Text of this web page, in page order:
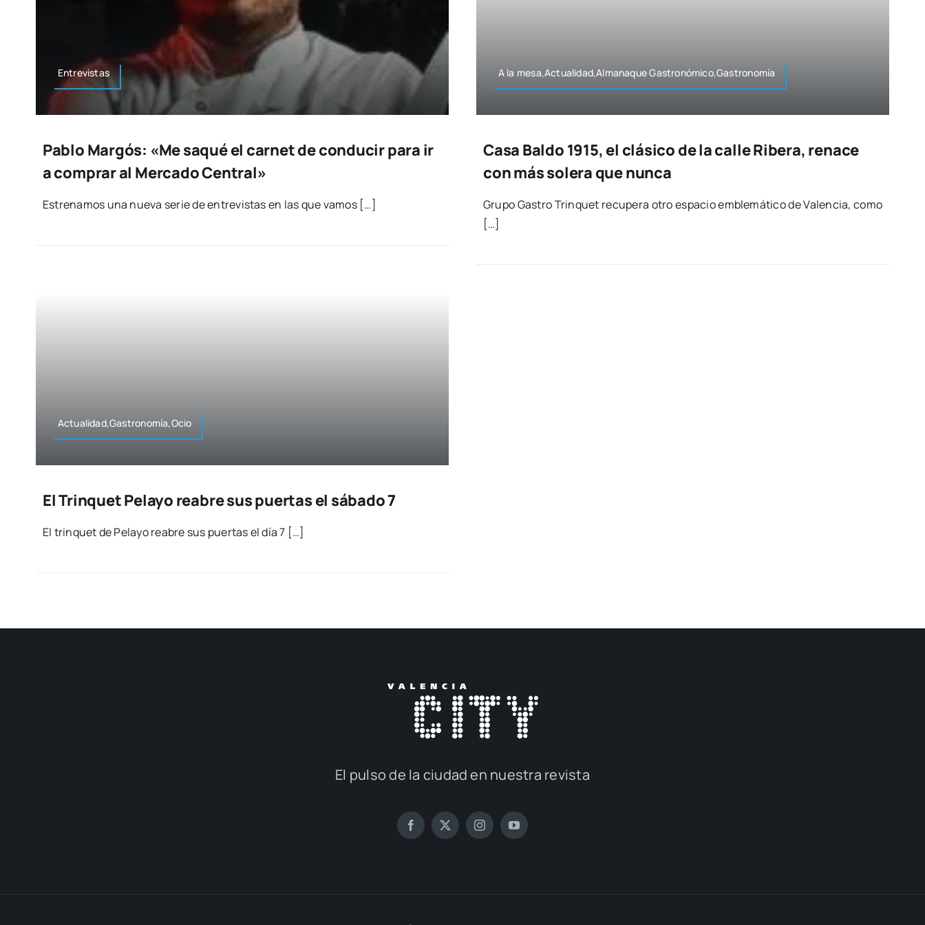
Entre­vis­tas
Pablo Margós: «Me saqué el carnet de conducir para ir
a comprar al Mercado Central»
Estre­na­mos una nue­va serie de entre­vis­tas en las que vamos […]
A la mesa,Actualidad,Almanaque Gastronómico,Gastronomía
Casa Baldo 1915, el clásico de la calle Ribera, renace
con más solera que nunca
Gru­po Gas­tro Trin­quet recu­pe­ra otro espa­cio emble­má­ti­co de Valen­cia, como
[…]
Actualidad,Gastronomía,Ocio
El Trinquet Pelayo reabre sus puertas el sábado 7
El trin­quet de Pela­yo reabre sus puer­tas el día 7 […]
El pul­so de la ciu­dad en nues­tra revis­ta